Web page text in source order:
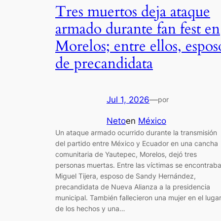
Tres muertos deja ataque
armado durante fan fest en
Morelos; entre ellos,
de precandidata
Jul 1, 2026—por
Netoen México
Un ataque armado ocurrido durante la transmisión
del partido entre México y Ecuador en una cancha
comunitaria de Yautepec, Morelos, dejó tres
personas muertas. Entre las víctimas se encontraba
Miguel Tijera, esposo de Sandy Hernández,
precandidata de Nueva Alianza a la presidencia
municipal. También fallecieron una mujer en el lugar
de los hechos y una…